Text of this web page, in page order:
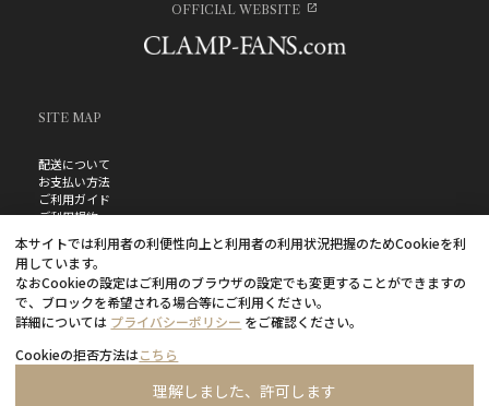
OFFICIAL WEBSITE
SITE MAP
配送について
お支払い方法
ご利用ガイド
ご利用規約
プライバシーポリシー
よくあるご質問
特定商取引法に基づく表記
©CLAMP・ShigatsuTsuitachi CO.,LTD.
本サイトでは利用者の利便性向上と利用者の利用状況把握のためCookieを利
用しています。
なおCookieの設定はご利用のブラウザの設定でも変更することができますの
で、ブロックを希望される場合等にご利用ください。
詳細については プライバシーポリシー をご確認ください。
Cookieの拒否方法はこちら
理解しました、許可します